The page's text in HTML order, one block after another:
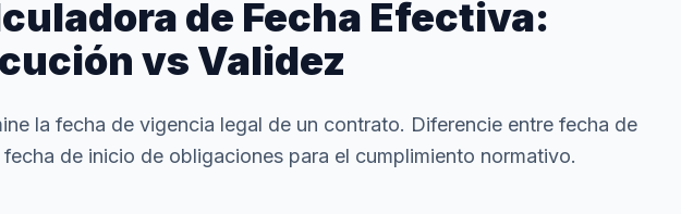
de Fecha Efectiva:
vs Validez
la fecha de vigencia legal de un contrato. Diferencie entre fecha de
de inicio de obligaciones para el cumplimiento normativo.